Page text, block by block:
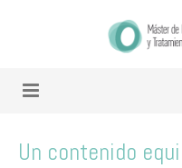
Un contenido